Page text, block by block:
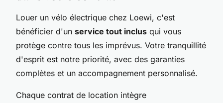
Louer un vélo électrique chez Loewi, c'est
bénéficier d'un service tout inclus qui vous
protège contre tous les imprévus. Votre tranquillité
d'esprit est notre priorité, avec des garanties
complètes et un accompagnement personnalisé.
Chaque contrat de location intègre